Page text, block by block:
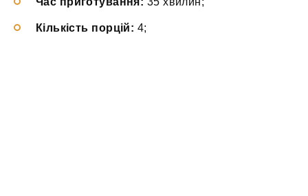
Кількість порцій: 4;